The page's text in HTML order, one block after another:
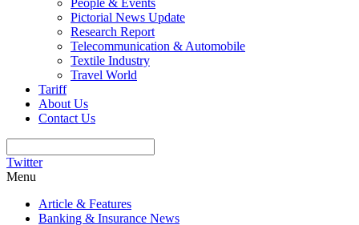
People & Events
Pictorial News Update
Research Report
Telecommunication & Automobile
Textile Industry
Travel World
Tariff
About Us
Contact Us
Twitter
Menu
Article & Features
Banking & Insurance News